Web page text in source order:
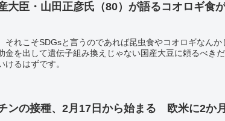
大臣・山田正彦氏（80）が語るコオロギ食
それこそSDGsと言うのであれば昆虫食やコオロギなんか
金を出して遺伝子組み換えじゃない国産大豆に頼るべき
けるはずです。
ンの接種、2月17日から始まる 欧米に2か